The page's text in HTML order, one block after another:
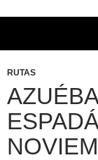
CONTENIDO
RUTAS